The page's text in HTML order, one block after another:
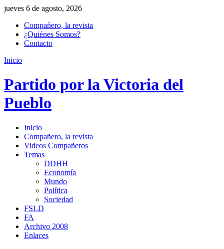
jueves 6 de agosto, 2026
Compañero, la revista
¿Quiénes Somos?
Contacto
Inicio
Partido por la Victoria del
Pueblo
Inicio
Compañero, la revista
Videos Compañeros
Temas
DDHH
Economía
Mundo
Política
Sociedad
FSLD
FA
Archivo 2008
Enlaces